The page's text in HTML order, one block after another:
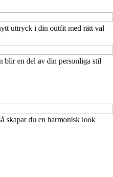
uttryck i din outfit med rätt val
blir en del av din personliga stil
skapar du en harmonisk look